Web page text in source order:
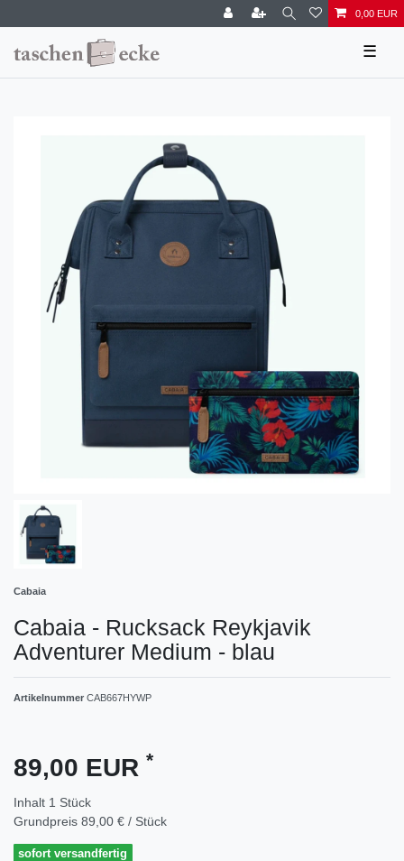
0,00 EUR
☰
Cabaia
Cabaia - Rucksack Reykjavik
Adventurer Medium - blau
Artikelnummer CAB667HYWP
89,00 EUR *
Inhalt 1 Stück
Grundpreis 89,00 € / Stück
sofort versandfertig